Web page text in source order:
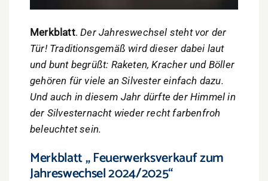
Merkblatt.Der Jahreswechsel steht vor der
Tür! Traditionsgemäß wird dieser dabei laut
und bunt begrüßt: Raketen, Kracher und Böller
gehören für viele an Silvester einfach dazu.
Und auch in diesem Jahr dürfte der Himmel in
der Silvesternacht wieder recht farbenfroh
beleuchtet sein.
Merkblatt „ Feuerwerksverkauf zum
Jahreswechsel 2024/2025“